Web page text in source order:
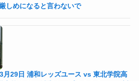
しめになると言わないで
月29日 浦和レッズユース vs 東北学院高